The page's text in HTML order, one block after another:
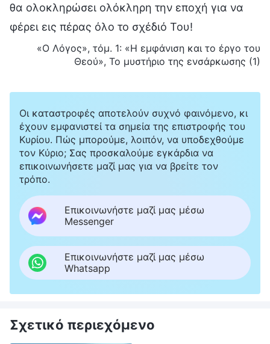
θα ολοκληρώσει ολόκληρη την εποχή για να
φέρει εις πέρας όλο το σχέδιό Του!
«Ο Λόγος», τόμ. 1: «Η εμφάνιση και το έργο του
Θεού», Το μυστήριο της ενσάρκωσης (1)
Οι καταστροφές αποτελούν συχνό φαινόμενο, κι
έχουν εμφανιστεί τα σημεία της επιστροφής του
Κυρίου. Πώς μπορούμε, λοιπόν, να υποδεχθούμε
τον Κύριο; Σας προσκαλούμε εγκάρδια να
επικοινωνήσετε μαζί μας για να βρείτε τον
τρόπο.
Επικοινωνήστε μαζί μας μέσω
Messenger
Επικοινωνήστε μαζί μας μέσω
Whatsapp
Σχετικό περιεχόμενο